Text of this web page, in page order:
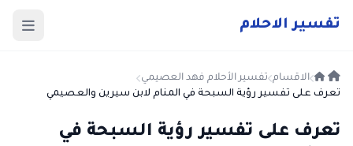
تفسير الاحلام
الاقسام تفسير الأحلام فهد العصيمي
تعرف على تفسير رؤية السبحة في المنام لابن سيرين والعصيمي
تعرف على تفسير رؤية السبحة في